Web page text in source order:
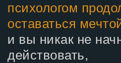
психологом
оставаться
и вы никак не
действовать,